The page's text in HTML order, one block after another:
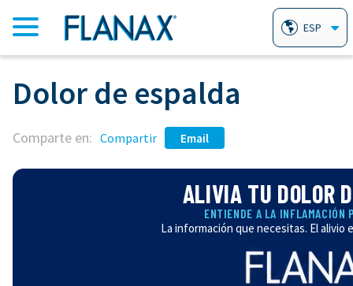
INICIO
PRODUCTOS
TABLETAS ANALGÉSICAS FLANAX
PADECIMIENTOS / TRATAMIENTOS
ESP
Dolor de espalda
Comparte en: Compartir Email
ALIVIA TU DOLOR
ENTIENDE A LA INFLAMACIÓN
La información que necesitas. El alivio